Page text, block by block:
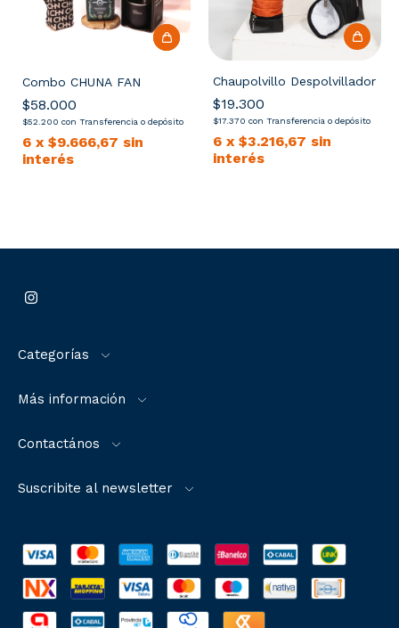
Combo CHUNA FAN
$58.000
$52.200 con Transferencia o depósito
6 x $9.666,67 sin
interés
Chaupolvillo Despolvillador
$19.300
$17.370 con Transferencia o depósito
6 x $3.216,67 sin
interés
Categorías
Más información
Contactános
Suscribite al newsletter